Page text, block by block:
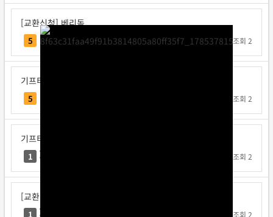
[교환신청] 베리독
5 베리독 6시간 전조회 2
기프티콘 교환신청
5 조회 2
기프티콘 교환신청
1 조회 2
[교환신청] 으라찻차차
1 조회 2